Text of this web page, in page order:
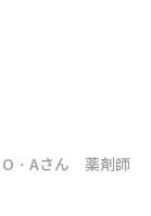
O・Aさん 薬剤師